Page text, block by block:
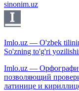
sinonim.uz
Imlo.uz — O'zbek
So'zning to'g'ri
Imlo.uz —
позволяющий
латинице и